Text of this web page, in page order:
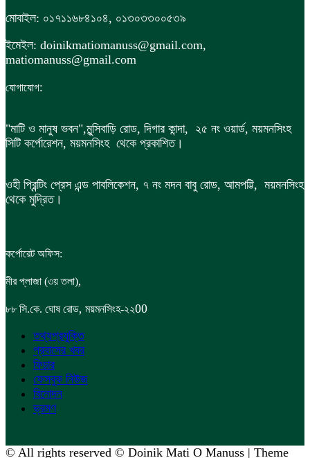
মোবাইল: ০১৭১১৬৮৪১০৪, ০১৩০৩৩০০৫৩৯
ইমেইল: doinikmatiomanuss@gmail.com,
matiomanuss@gmail.com
যোগাযোগ:
"মাটি ও মানুষ ভবন",মুন্সিবাড়ি রোড, দিগার কান্দা, ২৫ নং ওয়ার্ড, ময়মনসিংহ
সিটি কর্পোরেশন, ময়মনসিংহ থেকে প্রকাশিত।
ওহী প্রিন্টিং প্রেস এন্ড পাবলিকেশন, ৭ নং মদন বাবু রোড, আমপট্টি, ময়মনসিংহ
থেকে মুদ্রিত।
কর্পোরেট অফিস:
মীর প্লাজা (৩য় তলা),
৮৮ সি.কে. ঘোষ রোড, ময়মনসিংহ-২২00
তথ্যপ্রযুক্তি
প্রবাসের খবর
ফিচার
ফেসবুক নিউজ
বিনোদন
ভ্রমণ
© All rights reserved © Doinik Mati O Manuss | Theme